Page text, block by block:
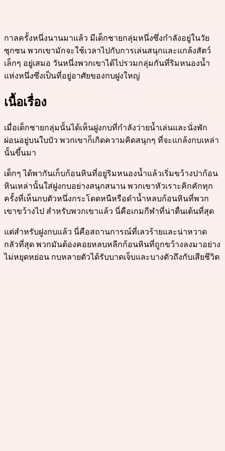
กาลครั้งหนึ่งนานมาแล้ว มีเด็กชายกลุ่มหนึ่งซึ่งกำลังอยู่ในวัย
ซุกซน พวกเขามักจะใช้เวลาไปกับการเล่นสนุกและแกล้งสัตว์
เล็กๆ อยู่เสมอ วันหนึ่งพวกเขาได้ไปรวมกลุ่มกันที่ริมหนองน้ำ
แห่งหนึ่งซึ่งเป็นที่อยู่อาศัยของกบฝูงใหญ่
เนื้อเรื่อง
เมื่อเด็กชายกลุ่มนั้นได้เห็นฝูงกบที่กำลังว่ายน้ำเล่นและนั่งพัก
ผ่อนอยู่บนใบบัว พวกเขาก็เกิดความคิดสนุกๆ ที่จะแกล้งกบเหล่า
นั้นขึ้นมา
เด็กๆ ได้พากันเก็บก้อนหินที่อยู่ริมหนองน้ำแล้วเริ่มขว้างปาก้อน
หินเหล่านั้นใส่ฝูงกบอย่างสนุกสนาน พวกเขาหัวเราะคิกคักทุก
ครั้งที่เห็นกบตัวหนึ่งกระโดดหนีหรือดำน้ำหลบก้อนหินที่พวก
เขาขว้างไป สำหรับพวกเขาแล้ว นี่คือเกมกีฬาที่น่าตื่นเต้นที่สุด
แต่สำหรับฝูงกบแล้ว นี่คือสถานการณ์ที่เลวร้ายและน่าหวาด
กลัวที่สุด พวกมันต้องคอยหลบหลีกก้อนหินที่ถูกขว้างลงมาอย่าง
ไม่หยุดหย่อน กบหลายตัวได้รับบาดเจ็บและบางตัวถึงกับเสียชีวิต